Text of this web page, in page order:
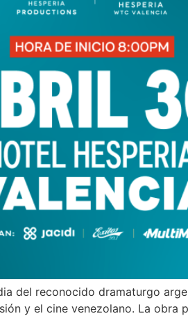
del reconocido dramaturgo
y el cine venezolano. La obra